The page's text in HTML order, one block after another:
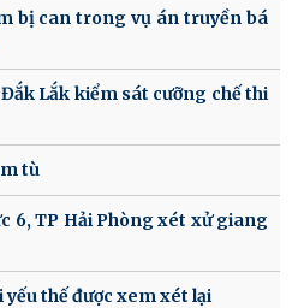
bị can trong vụ án truyền bá
Lắk kiểm sát cưỡng chế thi
tù
6, TP Hải Phòng xét xử giang
thế được xem xét lại